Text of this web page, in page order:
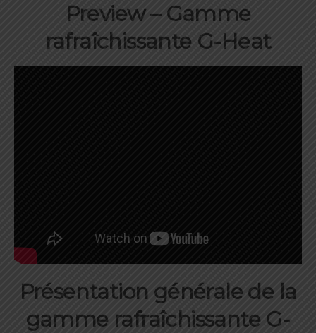
Preview – Gamme
rafraîchissante G-Heat
Présentation générale de la
gamme rafraîchissante G-